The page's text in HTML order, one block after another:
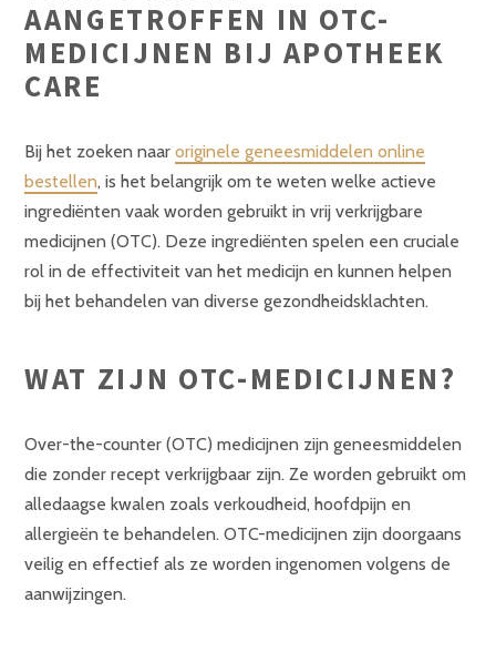
AANGETROFFEN IN OTC-
MEDICIJNEN BIJ APOTHEEK
CARE
Bij het zoeken naar originele geneesmiddelen online
bestellen, is het belangrijk om te weten welke actieve
ingrediënten vaak worden gebruikt in vrij verkrijgbare
medicijnen (OTC). Deze ingrediënten spelen een cruciale
rol in de effectiviteit van het medicijn en kunnen helpen
bij het behandelen van diverse gezondheidsklachten.
WAT ZIJN OTC-MEDICIJNEN?
Over-the-counter (OTC) medicijnen zijn geneesmiddelen
die zonder recept verkrijgbaar zijn. Ze worden gebruikt om
alledaagse kwalen zoals verkoudheid, hoofdpijn en
allergieën te behandelen. OTC-medicijnen zijn doorgaans
veilig en effectief als ze worden ingenomen volgens de
aanwijzingen.